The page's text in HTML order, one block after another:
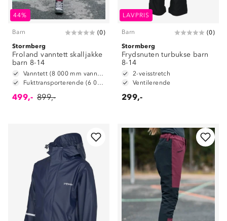
44%
Barn (0)
Stormberg
Froland vanntett skalljakke
barn 8-14
Vanntett (8 000 mm vannsøyle)
Fukttransporterende (6 000 g/m2/24t)
499,- 899,-
LAVPRIS
Barn (0)
Stormberg
Frydsnuten turbukse barn
8-14
2-veisstretch
Ventilerende
299,-